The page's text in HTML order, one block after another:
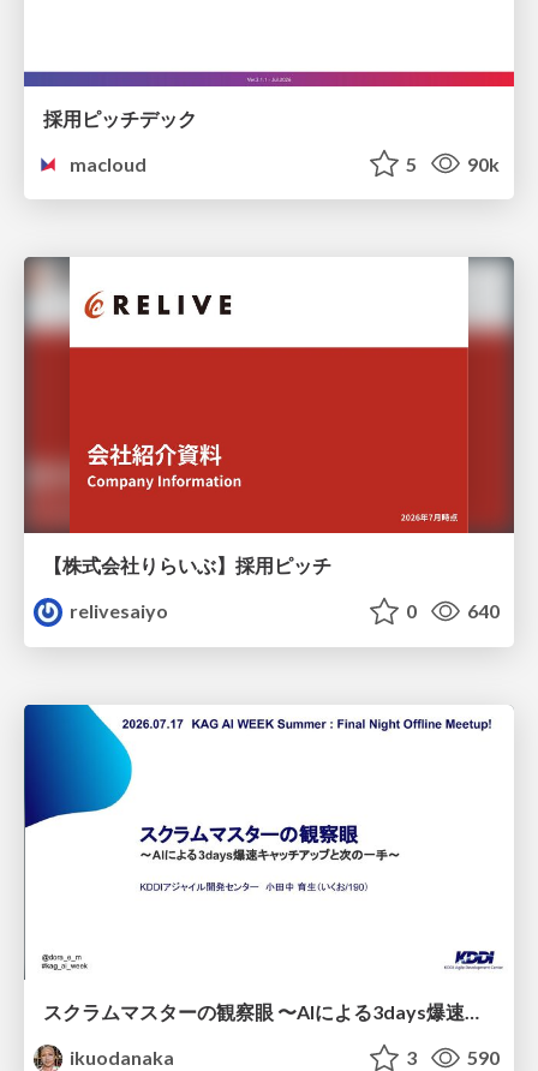
採用ピッチデック
macloud
5 90k
【株式会社りらいぶ】採用ピッチ
relivesaiyo
0 640
スクラムマスターの観察眼 〜AIによる3days爆速キャッチアップと次の一手〜/The Scrum Master's Insight: Lightning-Fast 3-Day Catch-Up with AI and the Next Move
ikuodanaka
3 590